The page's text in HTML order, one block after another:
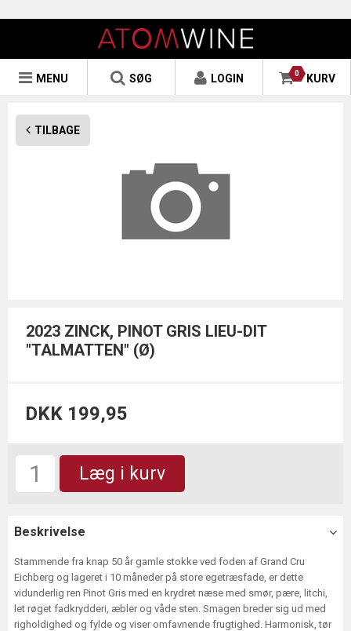
0 KURV
LOGIN
SØG
MENU
TILBAGE
2023 ZINCK, PINOT GRIS LIEU-DIT
"TALMATTEN" (Ø)
DKK 199,95
Læg i kurv
Beskrivelse
Stammende fra knap 50 år gamle stokke ved foden af Grand Cru
Eichberg og lageret i 10 måneder på store egetræsfade, er dette
vidunderlig ren Pinot Gris med en krydret næse med smør, pære, litchi,
let røget fadkrydderi, æbler og våde sten. Smagen breder sig ud med
righoldighed og fylde og viser omfavnende frugtighed. Harmonisk, tør